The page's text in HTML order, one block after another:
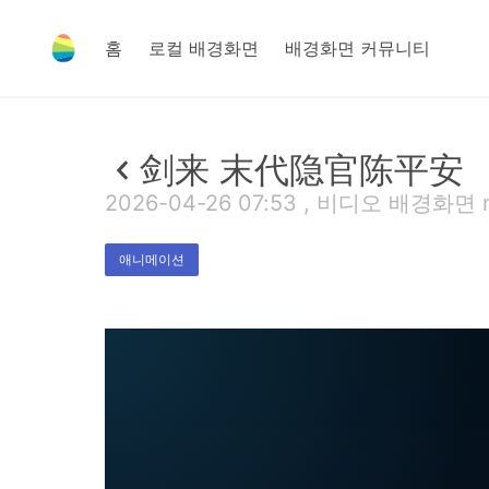
홈 로컬 배경화면 배경화면 커뮤니티
剑来 末代隐官陈平安
2026-04-26 07:53 , 비디오 배경화면
애니메이션